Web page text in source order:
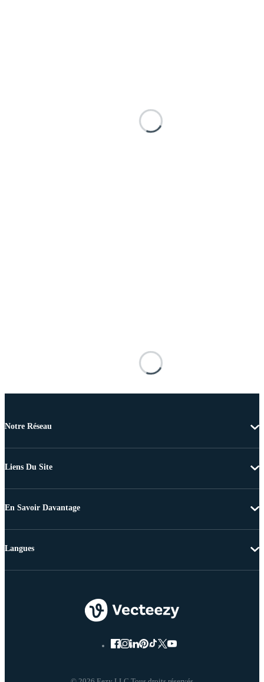
Notre Réseau
Liens Du Site
En Savoir Davantage
Langues